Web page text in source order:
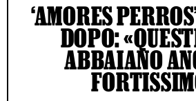
‘AMORES
DOPO:
ABBAIANO